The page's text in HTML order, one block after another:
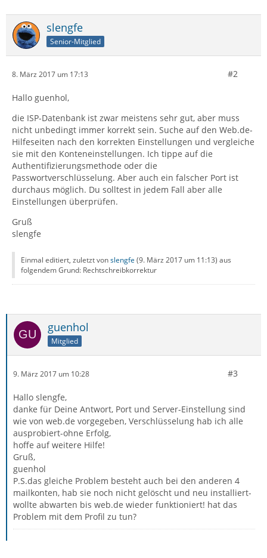
slengfe
Senior-Mitglied
8. März 2017 um 17:13 #2
Hallo guenhol,
die ISP-Datenbank ist zwar meistens sehr gut, aber muss
nicht unbedingt immer korrekt sein. Suche auf den Web.de-
Hilfeseiten nach den korrekten Einstellungen und vergleiche
sie mit den Konteneinstellungen. Ich tippe auf die
Authentifizierungsmethode oder die
Passwortverschlüsselung. Aber auch ein falscher Port ist
durchaus möglich. Du solltest in jedem Fall aber alle
Einstellungen überprüfen.
Gruß
slengfe
Einmal editiert, zuletzt vonslengfe (9. März 2017 um 11:13) aus
folgendem Grund: Rechtschreibkorrektur
guenhol
Mitglied
9. März 2017 um 10:28 #3
Hallo slengfe,
danke für Deine Antwort, Port und Server-Einstellung sind
wie von web.de vorgegeben, Verschlüsselung hab ich alle
ausprobiert-ohne Erfolg,
hoffe auf weitere Hilfe!
Gruß,
guenhol
P.S.das gleiche Problem besteht auch bei den anderen 4
mailkonten, hab sie noch nicht gelöscht und neu installiert-
wollte abwarten bis web.de wieder funktioniert! hat das
Problem mit dem Profil zu tun?